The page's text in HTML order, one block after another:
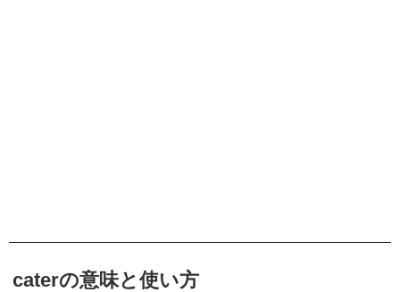
caterの意味と使い方